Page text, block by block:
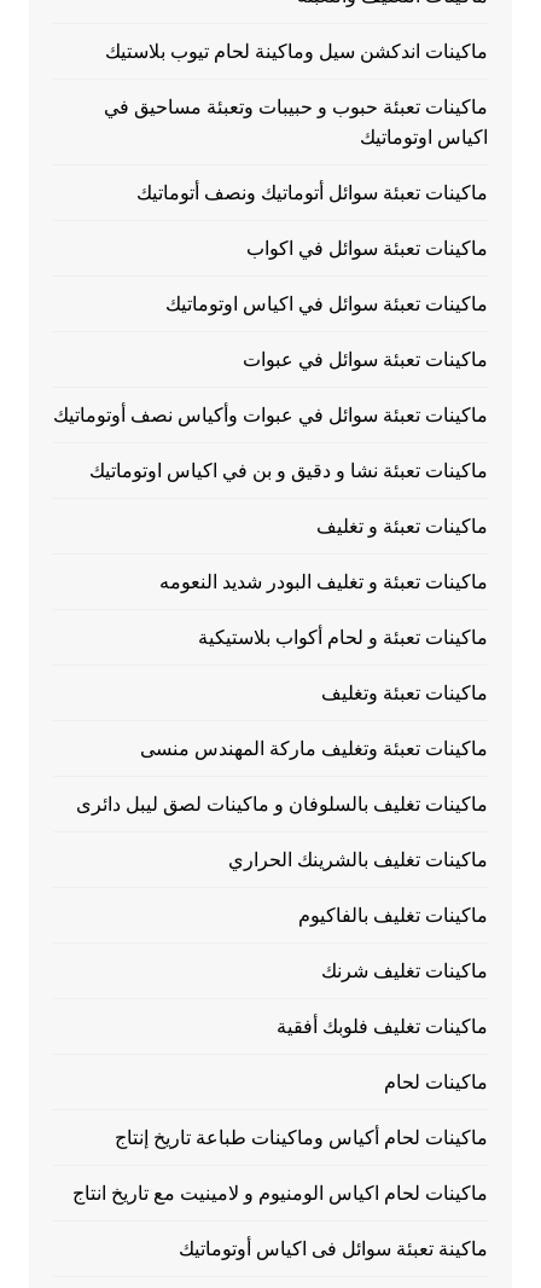
ماكينات اندكشن سيل وماكينة لحام تيوب بلاستيك
ماكينات تعبئة حبوب و حبيبات وتعبئة مساحيق في
اكياس اوتوماتيك
ماكينات تعبئة سوائل أتوماتيك ونصف أتوماتيك
ماكينات تعبئة سوائل في اكواب
ماكينات تعبئة سوائل في اكياس اوتوماتيك
ماكينات تعبئة سوائل في عبوات
ماكينات تعبئة سوائل في عبوات وأكياس نصف أوتوماتيك
ماكينات تعبئة نشا و دقيق و بن في اكياس اوتوماتيك
ماكينات تعبئة و تغليف
ماكينات تعبئة و تغليف البودر شديد النعومه
ماكينات تعبئة و لحام أكواب بلاستيكية
ماكينات تعبئة وتغليف
ماكينات تعبئة وتغليف ماركة المهندس منسى
ماكينات تغليف بالسلوفان و ماكينات لصق ليبل دائرى
ماكينات تغليف بالشرينك الحراري
ماكينات تغليف بالفاكيوم
ماكينات تغليف شرنك
ماكينات تغليف فلوبك أفقية
ماكينات لحام
ماكينات لحام أكياس وماكينات طباعة تاريخ إنتاج
ماكينات لحام اكياس الومنيوم و لامينيت مع تاريخ انتاج
ماكينة تعبئة سوائل فى اكياس أوتوماتيك